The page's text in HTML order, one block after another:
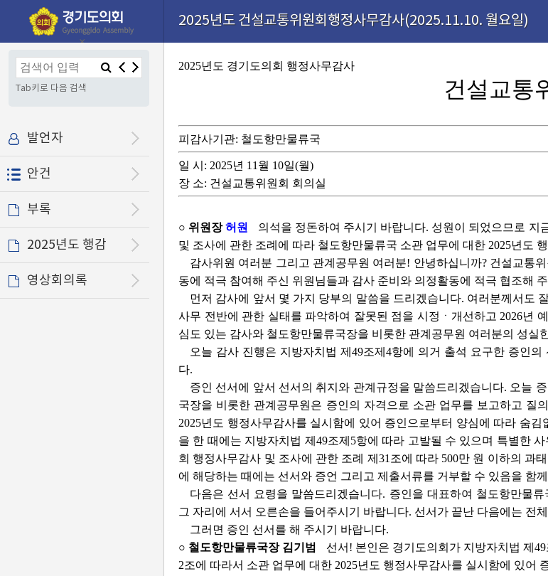
본문으로 바로가기
기능메뉴 메뉴 바로가기
설정메뉴 메뉴 바로가기
2025년도 건설교통위원회행정사무감사(2025.11.10. 월요일)
×
Tab키로 다음 검색
발언자
안건
부록
2025년도 행감
영상회의록
2025년도 경기도의회 행정사무감사
건설교통
피감사기관: 철도항만물류국
일 시: 2025년 11월 10일(월)
장 소: 건설교통위원회 회의실
○ 위원장허원
의석을 정돈하여 주시기 바랍니다. 성원이 되었으므로 지
및 조사에 관한 조례에 따라 철도항만물류국 소관 업무에 대한 2025년도
감사위원 여러분 그리고 관계공무원 여러분! 안녕하십니까? 건설교통
동에 적극 참여해 주신 위원님들과 감사 준비와 의정활동에 적극 협조해
먼저 감사에 앞서 몇 가지 당부의 말씀을 드리겠습니다. 여러분께서도
사무 전반에 관한 실태를 파악하여 잘못된 점을 시정ㆍ개선하고 2026년
심도 있는 감사와 철도항만물류국장을 비롯한 관계공무원 여러분의 성실
오늘 감사 진행은 지방자치법 제49조제4항에 의거 출석 요구한 증인
다.
증인 선서에 앞서 선서의 취지와 관계규정을 말씀드리겠습니다. 오늘
국장을 비롯한 관계공무원은 증인의 자격으로 소관 업무를 보고하고
2025년도 행정사무감사를 실시함에 있어 증인으로부터 양심에 따라 숨
을 한 때에는 지방자치법 제49조제5항에 따라 고발될 수 있으며 특별한
회 행정사무감사 및 조사에 관한 조례 제31조에 따라 500만 원 이하의 과
에 해당하는 때에는 선서와 증언 그리고 제출서류를 거부할 수 있음을 함
다음은 선서 요령을 말씀드리겠습니다. 증인을 대표하여 철도항만물
그 자리에 서서 오른손을 들어주시기 바랍니다. 선서가 끝난 다음에는 전
그러면 증인 선서를 해 주시기 바랍니다.
○ 철도항만물류국장 김기범
선서! 본인은 경기도의회가 지방자치법 제
2조에 따라서 소관 업무에 대한 2025년도 행정사무감사를 실시함에 있